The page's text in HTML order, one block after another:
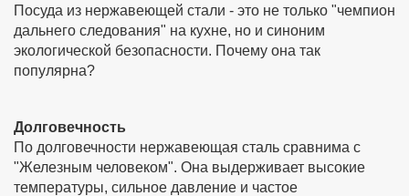
Посуда из нержавеющей стали - это не только "чемпион
дальнего следования" на кухне, но и синоним
экологической безопасности. Почему она так
популярна?
Долговечность
По долговечности нержавеющая сталь сравнима с
"Железным человеком". Она выдерживает высокие
температуры, сильное давление и частое